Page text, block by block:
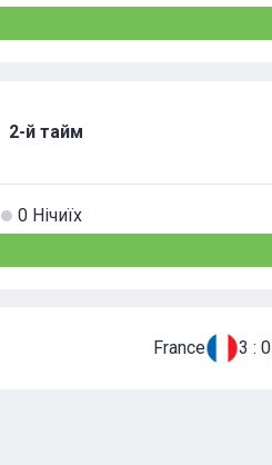
2-й тайм
0 Нічиїх
France 3 : 0